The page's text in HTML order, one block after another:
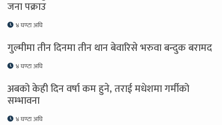
जना पक्राउ
४ घण्टा अघि
गुल्मीमा तीन दिनमा तीन थान बेवारिसे भरुवा बन्दुक बरामद
४ घण्टा अघि
अबको केही दिन वर्षा कम हुने, तराई मधेशमा गर्मीको
सम्भावना
४ घण्टा अघि